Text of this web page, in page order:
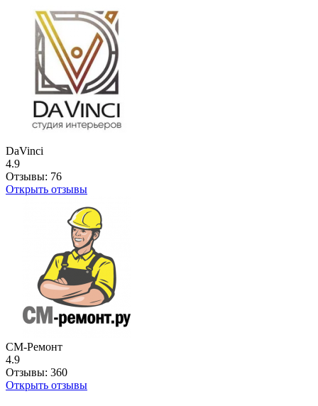
DaVinci
4.9
Отзывы: 76
Открыть отзывы
СМ-Ремонт
4.9
Отзывы: 360
Открыть отзывы